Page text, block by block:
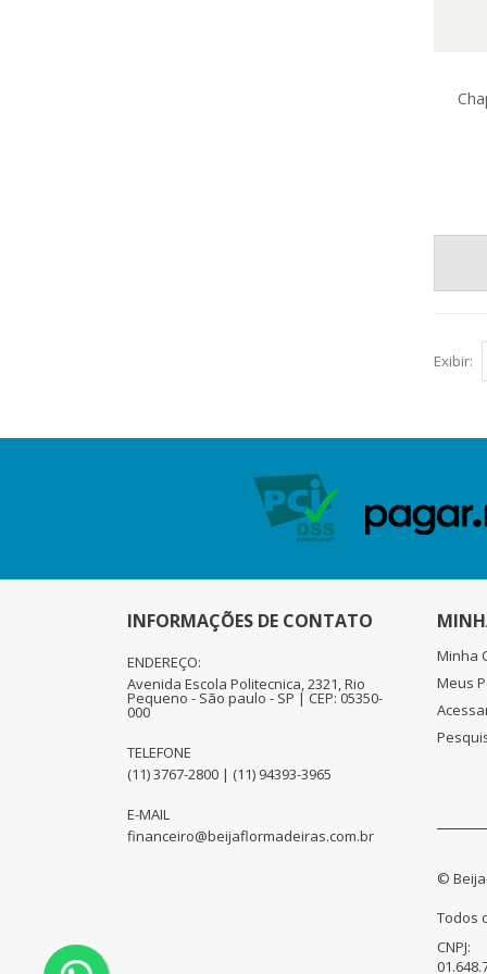
Exibir:
INFORMAÇÕES DE CONTATO
ENDEREÇO:
Avenida Escola Politecnica, 2321, Rio
Pequeno - São paulo - SP | CEP: 05350-
000
TELEFONE
(11) 3767-2800 | (11) 94393-3965
E-MAIL
financeiro@beijaflormadeiras.com.br
Minha
Meus
©
Todos
CNPJ: